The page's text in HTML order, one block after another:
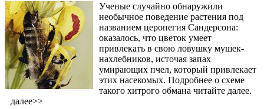
Ученые случайно обнаружили
необычное поведение растения под
названием церопегия Сандерсона:
оказалось, что цветок умеет
привлекать в свою ловушку мушек-
нахлебников, источая запах
умирающих пчел, который привлекает
этих насекомых. Подробнее о схеме
такого хитрого обмана читайте далее.
далее>>